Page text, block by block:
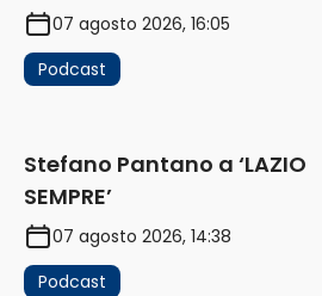
07 agosto 2026, 16:05
Podcast
Stefano Pantano a ‘LAZIO
SEMPRE’
07 agosto 2026, 14:38
Podcast